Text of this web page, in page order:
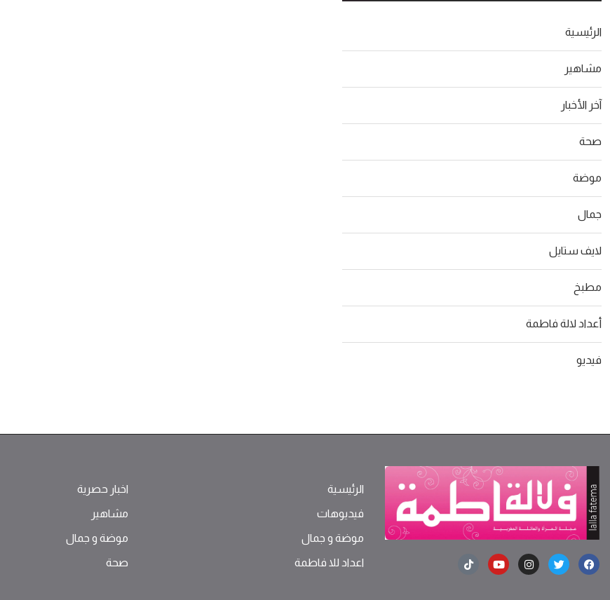
الرئيسية
مشاهير
آخر الأخبار
صحة
موضة
جمال
لايف ستايل
مطبخ
أعداد لالة فاطمة
فيديو
الرئيسية
فيديوهات
موضة ‫و‬ ‫‬‫جمال‬
اعداد للا فاطمة
اخبار حصرية
مشاهير
موضة ‫و‬ ‫‬‫جمال‬
صحة